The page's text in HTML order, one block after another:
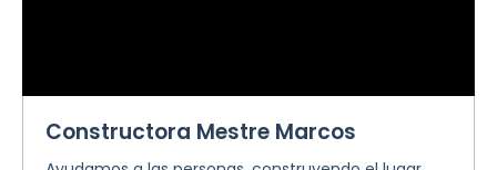
Constructora Mestre Marcos